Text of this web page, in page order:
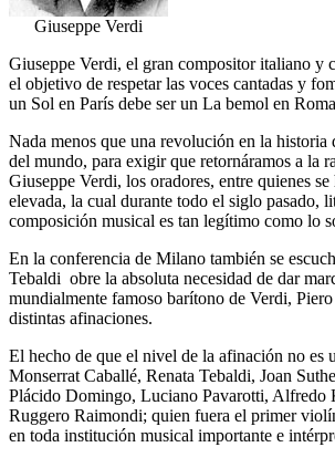
Giuseppe Verdi
Giuseppe Verdi, el gran compositor italiano y
el objetivo de respetar las voces cantadas y
un Sol en París debe ser un La bemol en
Nada menos que una revolución en la
del mundo, para exigir que retornáramos a la
Giuseppe Verdi, los oradores, entre quienes
elevada, la cual durante todo el siglo pasado,
composición musical es tan legítimo como lo
En la conferencia de Milano también se
Tebaldi obre la absoluta necesidad de dar
mundialmente famoso barítono de Verdi,
distintas afinaciones.
El hecho de que el nivel de la afinación no es
Monserrat Caballé, Renata Tebaldi, Joan
Plácido Domingo, Luciano Pavarotti, Alfredo
Ruggero Raimondi; quien fuera el primer
en toda institución musical importante e